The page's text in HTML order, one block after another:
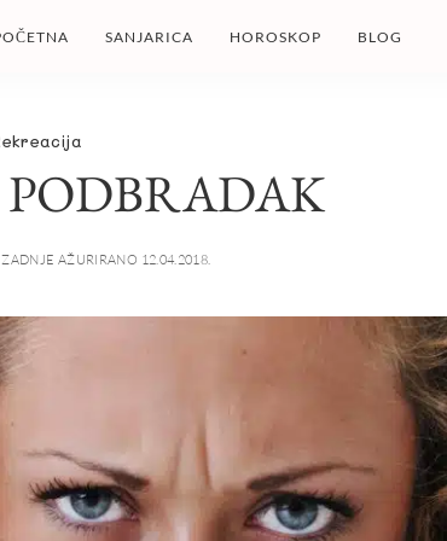
SANJARICA HOROSKOP BLOG
PODBRADAK
ZADNJE AŽURIRANO 12.04.2018.